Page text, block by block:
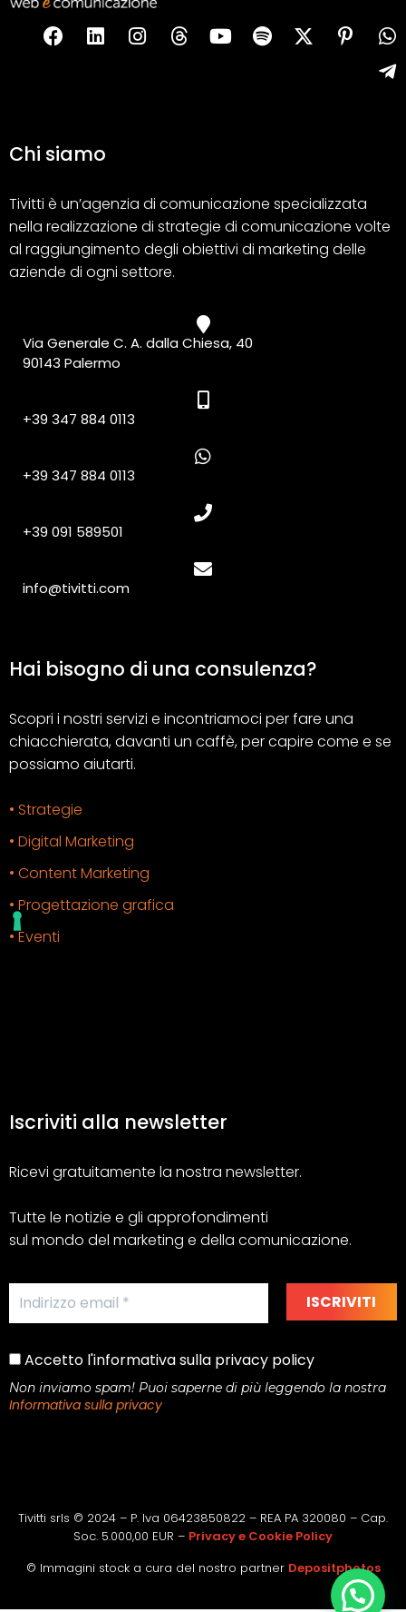
Chi siamo
Tivitti è un’agenzia di comunicazione specializzata
nella realizzazione di strategie di comunicazione volte
al raggiungimento degli obiettivi di marketing delle
aziende di ogni settore.
Via Generale C. A. dalla Chiesa, 40
90143 Palermo
+39 347 884 0113
+39 347 884 0113
+39 091 589501
info@tivitti.com
Hai bisogno di una consulenza?
Scopri i nostri servizi e incontriamoci per fare una
chiacchierata, davanti un caffè, per capire come e se
possiamo aiutarti.
• Strategie
• Digital Marketing
• Content Marketing
• Progettazione grafica
• Eventi
Iscriviti alla newsletter
Ricevi gratuitamente la nostra newsletter.
Tutte le notizie e gli approfondimenti
sul mondo del marketing e della comunicazione.
Accetto l'informativa sulla privacy policy
Non inviamo spam! Puoi saperne di più leggendo la nostra
Informativa sulla privacy
Tivitti srls © 2024 – P. Iva 06423850822 – REA PA 320080 – Cap.
Soc. 5.000,00 EUR – Privacy e Cookie Policy
© Immagini stock a cura del nostro partner Depositphotos